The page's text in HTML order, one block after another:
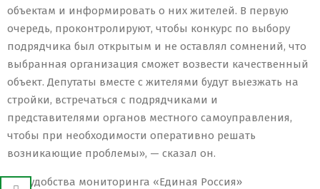
объектам и информировать о них жителей. В первую
очередь, проконтролируют, чтобы конкурс по выбору
подрядчика был открытым и не оставлял сомнений, что
выбранная организация сможет возвести качественный
объект. Депутаты вместе с жителями будут выезжать на
стройки, встречаться с подрядчиками и
представителями органов местного самоуправления,
чтобы при необходимости оперативно решать
возникающие проблемы», — сказал он.
Для удобства мониторинга «Единая Россия»